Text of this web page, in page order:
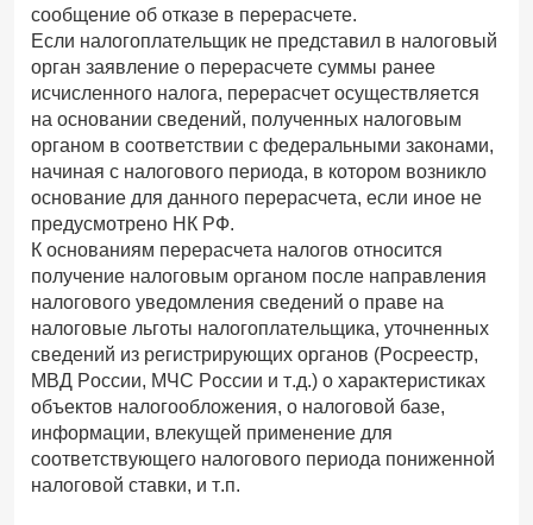
сообщение об отказе в перерасчете.
Если налогоплательщик не представил в налоговый
орган заявление о перерасчете суммы ранее
исчисленного налога, перерасчет осуществляется
на основании сведений, полученных налоговым
органом в соответствии с федеральными законами,
начиная с налогового периода, в котором возникло
основание для данного перерасчета, если иное не
предусмотрено НК РФ.
К основаниям перерасчета налогов относится
получение налоговым органом после направления
налогового уведомления сведений о праве на
налоговые льготы налогоплательщика, уточненных
сведений из регистрирующих органов (Росреестр,
МВД России, МЧС России и т.д.) о характеристиках
объектов налогообложения, о налоговой базе,
информации, влекущей применение для
соответствующего налогового периода пониженной
налоговой ставки, и т.п.